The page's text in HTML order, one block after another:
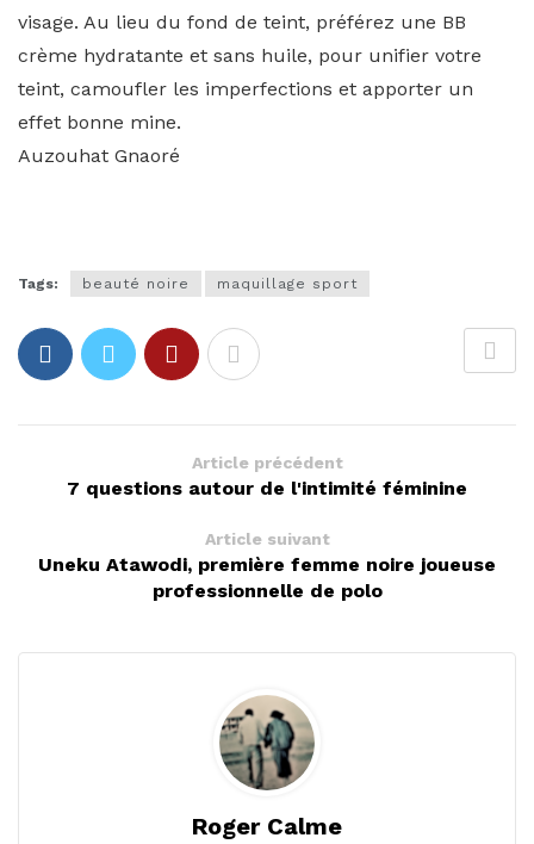
visage. Au lieu du fond de teint, préférez une BB
crème hydratante et sans huile, pour unifier votre
teint, camoufler les imperfections et apporter un
effet bonne mine.
Auzouhat Gnaoré
Tags: beauté noire maquillage sport
Article précédent
7 questions autour de l'intimité féminine
Article suivant
Uneku Atawodi, première femme noire joueuse
professionnelle de polo
Roger Calme